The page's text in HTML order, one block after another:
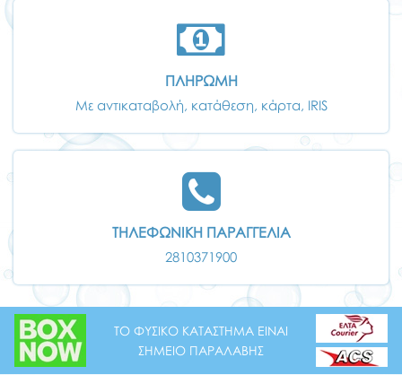
ΠΛΗΡΩΜΗ
Με αντικαταβολή, κατάθεση, κάρτα, IRIS
ΤΗΛΕΦΩΝΙΚΗ ΠΑΡΑΓΓΕΛΙΑ
2810371900
ΤΟ ΦΥΣΙΚΟ ΚΑΤΑΣΤΗΜΑ ΕΙΝΑΙ
ΣΗΜΕΙΟ ΠΑΡΑΛΑΒΗΣ